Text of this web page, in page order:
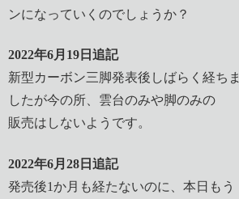
ンになっていくのでしょうか？
2022年6月19日追記
新型カーボン三脚発表後しばらく経ちま
したが今の所、雲台のみや脚のみの
販売はしないようです。
2022年6月28日追記
発売後1か月も経たないのに、本日もう